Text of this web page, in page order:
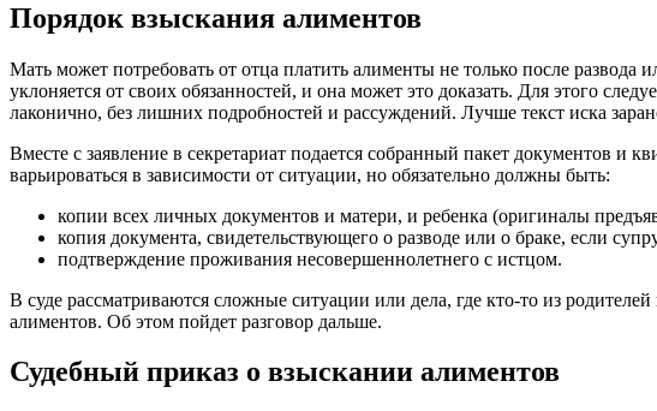
Порядок взыскания алиментов
Мать может потребовать от отца платить алименты не только после развода
уклоняется от своих обязанностей, и она может это доказать. Для этого
лаконично, без лишних подробностей и рассуждений. Лучше текст иска
Вместе с заявление в секретариат подается собранный пакет документов и
варьироваться в зависимости от ситуации, но обязательно должны быть:
копии всех личных документов и матери, и ребенка (оригиналы
копия документа, свидетельствующего о разводе или о браке, если
подтверждение проживания несовершеннолетнего с истцом.
В суде рассматриваются сложные ситуации или дела, где кто-то из
алиментов. Об этом пойдет разговор дальше.
Судебный приказ о взыскании алиментов